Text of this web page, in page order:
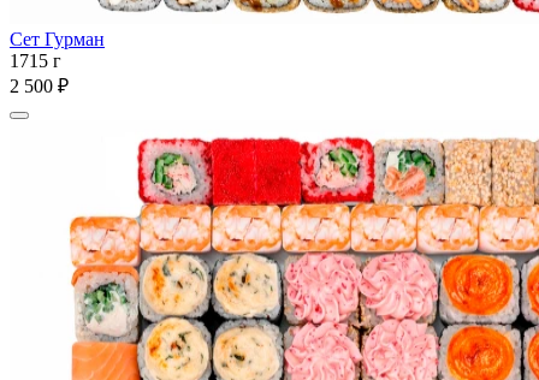
Сет Гурман
1715 г
2 500 ₽